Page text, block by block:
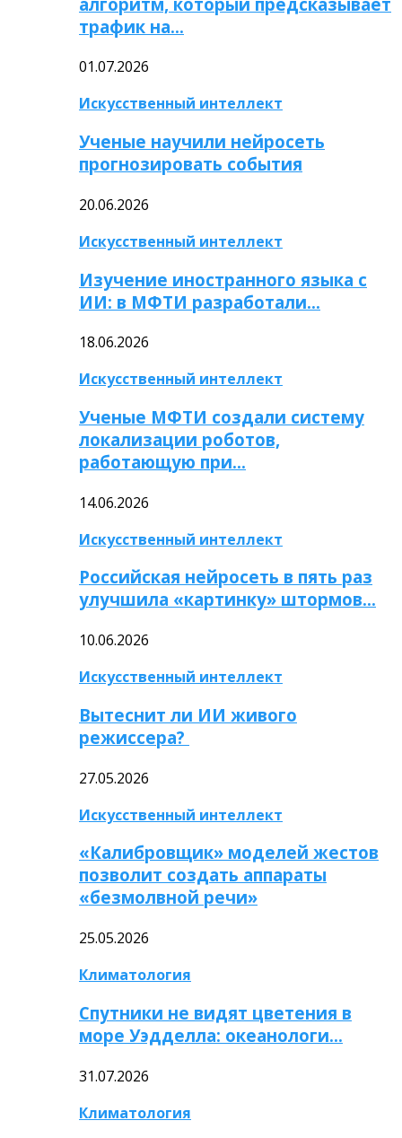
трафик на…
01.07.2026
Искусственный интеллект
Ученые научили нейросеть
прогнозировать события
20.06.2026
Искусственный интеллект
Изучение иностранного языка с
ИИ: в МФТИ разработали…
18.06.2026
Искусственный интеллект
Ученые МФТИ создали систему
локализации роботов,
работающую при…
14.06.2026
Искусственный интеллект
Российская нейросеть в пять раз
улучшила «картинку» штормов…
10.06.2026
Искусственный интеллект
Вытеснит ли ИИ живого
режиссера?
27.05.2026
Искусственный интеллект
«Калибровщик» моделей жестов
позволит создать аппараты
«безмолвной речи»
25.05.2026
Климатология
Спутники не видят цветения в
море Уэдделла: океанологи…
31.07.2026
Климатология